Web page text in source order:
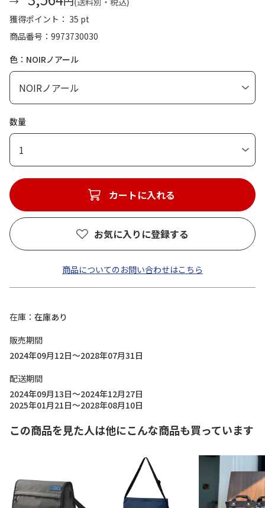
獲得ポイント： 35 pt
商品番号
9973730030
色：NOIRノアール
数量
1
カートに入れる
お気に入りに登録する
商品についてのお問い合わせはこちら
在庫
在庫あり
販売期間
2024年09月12日～2028年07月31日
配送期間
2024年09月13日～2024年12月27日
2025年01月21日～2028年08月10日
この商品を見た人は他にこんな商品も買っています